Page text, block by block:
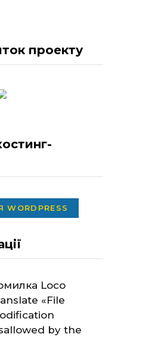
проекту
Loco
«File
by the